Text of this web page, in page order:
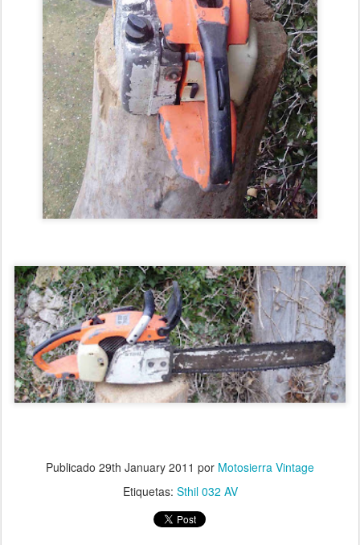
Publicado 29th January 2011 por Motosierra Vintage
Etiquetas: Sthil 032 AV